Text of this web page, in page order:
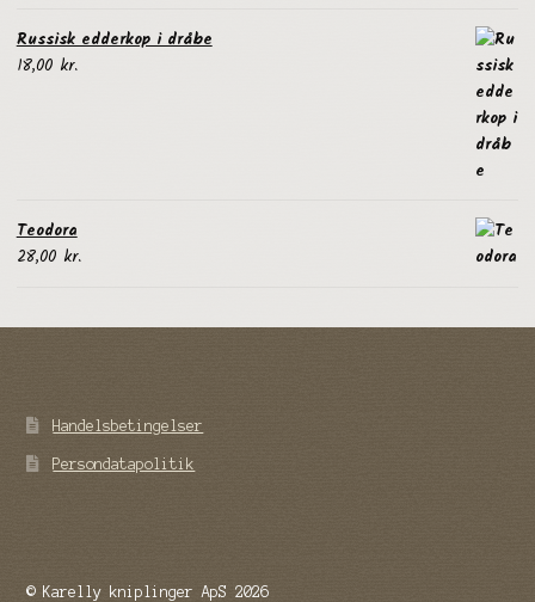
Russisk edderkop i dråbe
18,00 kr.
Teodora
28,00 kr.
Handelsbetingelser
Persondatapolitik
© Karelly kniplinger ApS 2026